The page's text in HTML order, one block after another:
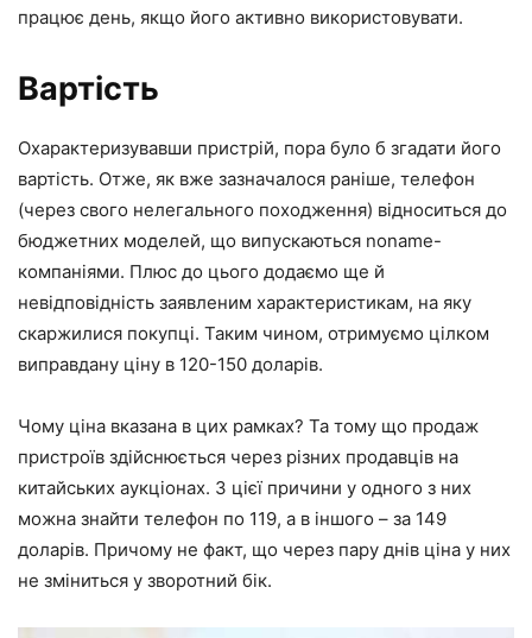
працює день, якщо його активно використовувати.
Вартість
Охарактеризувавши пристрій, пора було б згадати його
вартість. Отже, як вже зазначалося раніше, телефон
(через свого нелегального походження) відноситься до
бюджетних моделей, що випускаються noname-
компаніями. Плюс до цього додаємо ще й
невідповідність заявленим характеристикам, на яку
скаржилися покупці. Таким чином, отримуємо цілком
виправдану ціну в 120-150 доларів.
Чому ціна вказана в цих рамках? Та тому що продаж
пристроїв здійснюється через різних продавців на
китайських аукціонах. З цієї причини у одного з них
можна знайти телефон по 119, а в іншого – за 149
доларів. Причому не факт, що через пару днів ціна у них
не зміниться у зворотний бік.